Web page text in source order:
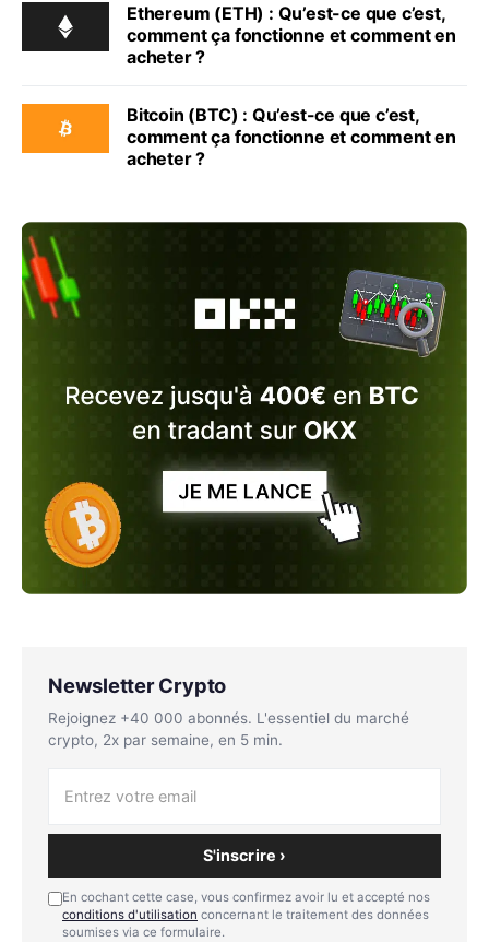
Ethereum (ETH) : Qu’est-ce que c’est,
comment ça fonctionne et comment en
acheter ?
Bitcoin (BTC) : Qu’est-ce que c’est,
comment ça fonctionne et comment en
acheter ?
Newsletter Crypto
Rejoignez +40 000 abonnés. L'essentiel du marché
crypto, 2x par semaine, en 5 min.
S'inscrire ›
En cochant cette case, vous confirmez avoir lu et accepté nos
conditions d'utilisation concernant le traitement des données
soumises via ce formulaire.